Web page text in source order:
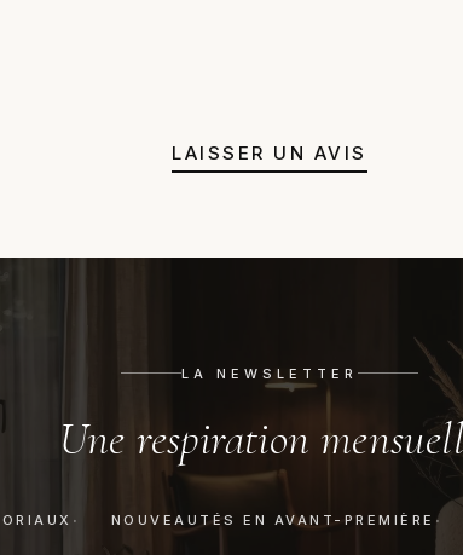
LAISSER UN AVIS
LA NEWSLETTER
Une respiration
NOUVEAUTÉS EN AVANT-PREMIÈRE